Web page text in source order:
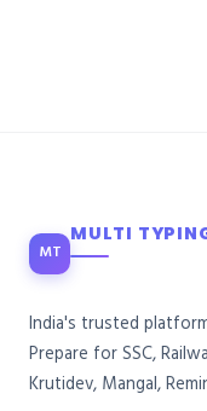
MT
MULTI
India's trusted
Prepare for SSC,
Krutidev, Mangal,